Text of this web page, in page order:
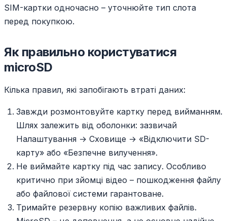
SIM-картки одночасно – уточнюйте тип слота
перед покупкою.
Як правильно користуватися
microSD
Кілька правил, які запобігають втраті даних:
Завжди розмонтовуйте картку перед вийманням.
Шлях залежить від оболонки: зазвичай
Налаштування → Сховище → «Відключити SD-
карту» або «Безпечне вилучення».
Не виймайте картку під час запису. Особливо
критично при зйомці відео – пошкодження файлу
або файлової системи гарантоване.
Тримайте резервну копію важливих файлів.